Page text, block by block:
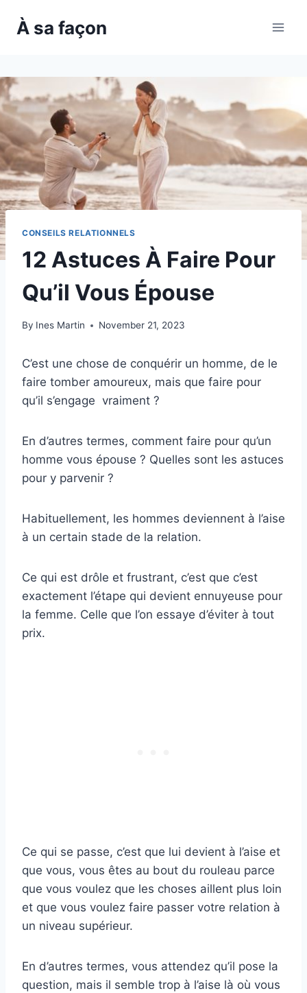
À sa façon
CONSEILS RELATIONNELS
12 Astuces À Faire Pour
Qu’il Vous Épouse
By Ines Martin November 21, 2023
C’est une chose de conquérir un homme, de le
faire tomber amoureux, mais que faire pour
qu’il s’engage vraiment ?
En d’autres termes, comment faire pour qu’un
homme vous épouse ? Quelles sont les astuces
pour y parvenir ?
Habituellement, les hommes deviennent à l’aise
à un certain stade de la relation.
Ce qui est drôle et frustrant, c’est que c’est
exactement l’étape qui devient ennuyeuse pour
la femme. Celle que l’on essaye d’éviter à tout
prix.
Ce qui se passe, c’est que lui devient à l’aise et
que vous, vous êtes au bout du rouleau parce
que vous voulez que les choses aillent plus loin
et que vous voulez faire passer votre relation à
un niveau supérieur.
En d’autres termes, vous attendez qu’il pose la
question, mais il semble trop à l’aise là où vous